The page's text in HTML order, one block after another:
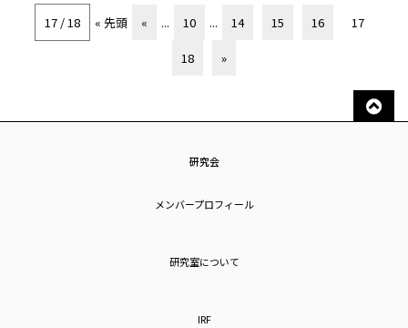
17 / 18 « 先頭 « ... 10 ... 14 15 16 17
18 »
研究会
メンバープロフィール
研究室について
IRF